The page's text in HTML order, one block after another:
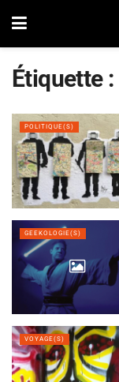
Étiquette :
POLITIQUE(S)
GEEKOLOGIE(S)
VOYAGE(S)